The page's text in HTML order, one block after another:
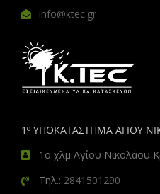
info@ktec.gr
1º ΥΠΟΚΑΤΑΣΤΗΜΑ ΑΓΙΟΥ
1ο χλμ Αγίου Νικολάου
Τηλ.: 2841501290